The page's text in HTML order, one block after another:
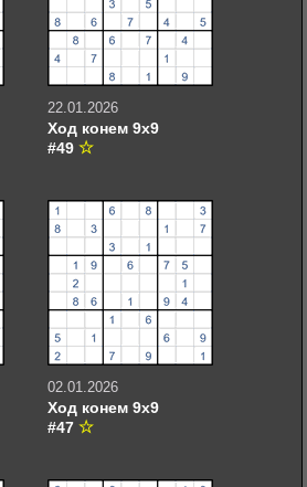
22.01.2026
Ход конем 9х9
#49
02.01.2026
Ход конем 9х9
#47